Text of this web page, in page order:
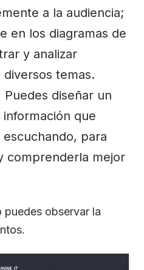
a la audiencia;
en los diagramas de
y analizar
temas.
Puedes diseñar un
que
para
comprenderla mejor
puedes observar la